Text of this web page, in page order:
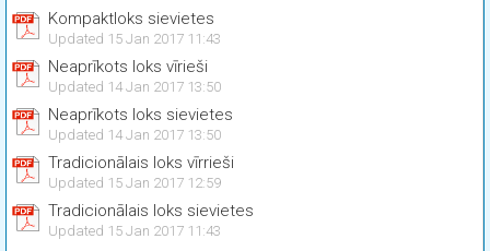
Kompaktloks sievietes
Updated 15 Jan 2017 11:43
Neaprīkots loks vīrieši
Updated 14 Jan 2017 13:50
Neaprīkots loks sievietes
Updated 14 Jan 2017 13:50
Tradicionālais loks vīrrieši
Updated 15 Jan 2017 12:59
Tradicionālais loks sievietes
Updated 15 Jan 2017 11:43